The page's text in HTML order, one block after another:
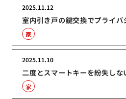
室内引き戸の鍵交換でプライバ
2025.11.12
家
二度とスマートキーを紛失しな
2025.11.10
家